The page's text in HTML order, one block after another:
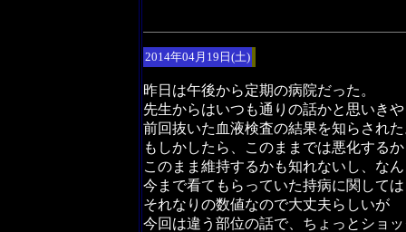
2014年04月19日(土)
昨日は午後から定期の病院だった。
先生からはいつも通りの話かと思いきや
前回抜いた血液検査の結果を知らされ
もしかしたら、このままでは悪化する
このまま維持するかも知れないし、な
今まで看てもらっていた持病に関しては
それなりの数値なので大丈夫らしいが
今回は違う部位の話で、ちょっとショ